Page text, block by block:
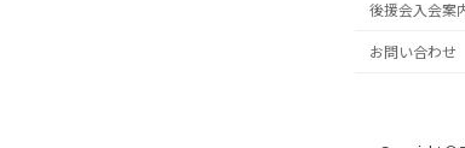
後援会入会案
お問い合わせ